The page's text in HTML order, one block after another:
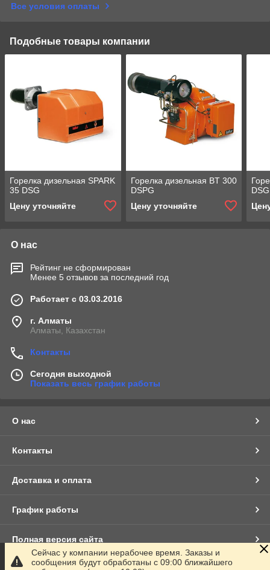
Все условия оплаты
Подобные товары компании
Горелка дизельная SPARK
35 DSG
Цену уточняйте
Горелка дизельная BT 300
DSPG
Цену уточняйте
О нас
Рейтинг не сформирован
Менее 5 отзывов за последний год
Работает с 03.03.2016
г. Алматы
Алматы, Казахстан
Контакты
Сегодня выходной
Показать весь график работы
О нас
Контакты
Доставка и оплата
График работы
Полная версия сайта
Сейчас у компании нерабочее время. Заказы и
сообщения будут обработаны с 09:00 ближайшего